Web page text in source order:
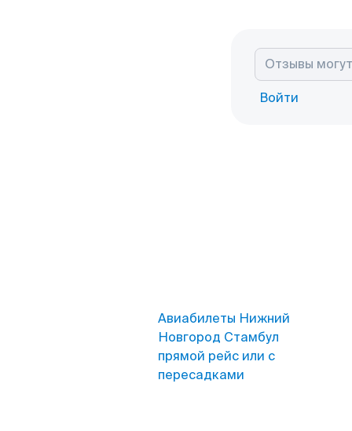
Войти
Авиабилеты Нижний
Новгород Стамбул
прямой рейс или с
пересадками